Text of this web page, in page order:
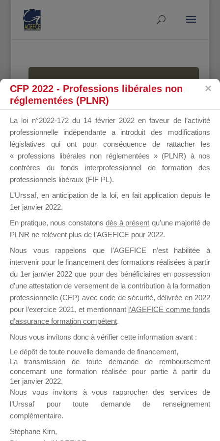
MALLETTE
DU
DIRIGEANT
Groupe Public
il y a un mois
Ce groupe est destiné aux Organismes de
Formation qui souhaitent répondre à l’Appel à
Propositions Mallette du Dirigeant.
sur lequel il est possible de laisser un message
ou poser une question.
NB : Il est nécessaire d’être
pouvoir rejoindre ce groupe
CFP 2022 - Professions libérales non
réglementées (PLNR)
La loi n°2022-172 du 14 février 2022 en faveur de l’activité
professionnelle indépendante a introduit des modifications
législatives qui ont pour conséquence de rattacher les
« professions libérales non réglementées » (PLNR) à nos
confrères du fonds interprofessionnel de formation des
professionnels libéraux (FIF PL).
L’Urssaf, en anticipation de la loi, en fait application depuis le
1er janvier 2022.
En pratique, nous constatons dès à présent qu’une majorité de
PLNR ne relèvent plus de l’AGEFICE pour 2022.
Nous vous rappelons que l’AGEFICE n’est habilitée à
intervenir pour le financement des formations réalisées à partir
du 1er janvier 2022 que pour des bénéficiaires en possession
d’une attestation de versement de la contribution à la formation
professionnelle (CFP) avec code de sécurité, délivrée en 2022
pour l’exercice 2021, et mentionnant l’AGEFICE comme fonds
d’assurance formation compétent.
Nous vous invitons donc à vérifier cette information avant :
Le dépôt de toute nouvelle demande de financement,
La transmission de toute demande de remboursement
concernant une formation réalisée pour partie à partir du
1er janvier 2022.
Nous vous invitons à vous rapprocher des services de
l’Urssaf pour toute demande de renseignement
complémentaire.
Stéphane Kirn,